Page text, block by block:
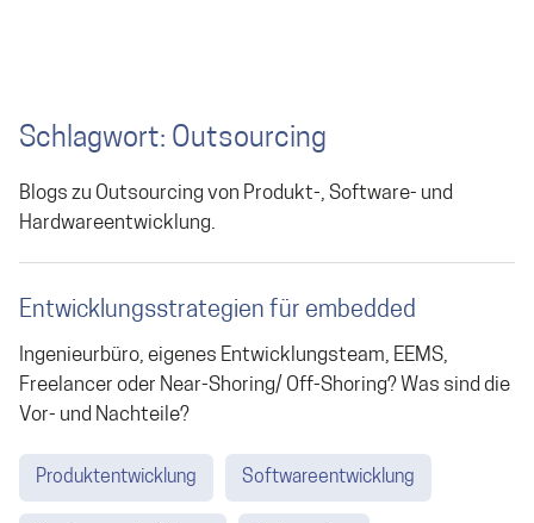
Schlagwort: Outsourcing
Blogs zu Outsourcing von Produkt-, Software- und
Hardwareentwicklung.
Entwicklungsstrategien für embedded
Ingenieurbüro, eigenes Entwicklungsteam, EEMS,
Freelancer oder Near-Shoring/ Off-Shoring? Was sind die
Vor- und Nachteile?
Produktentwicklung Softwareentwicklung